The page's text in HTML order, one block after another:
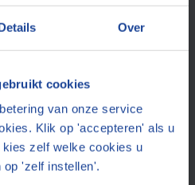
Over
cookies
van onze service
Klik op 'accepteren' als u
zelf welke cookies u
'zelf instellen'.
andere notaris in de buurt
Hoogeveen (19 km)